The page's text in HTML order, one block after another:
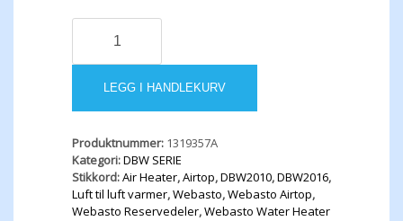
Strainer
Pump
Serie
LEGG I HANDLEKURV
Produktnummer: 1319357A
Kategori:DBW SERIE
Stikkord:Air Heater,Airtop,DBW2010,DBW2016,
Luft til luft varmer,Webasto,Webasto Airtop,
Webasto Reservedeler,Webasto Water Heater